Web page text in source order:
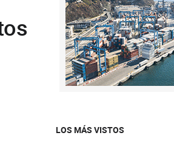
LOS MÁS VISTOS